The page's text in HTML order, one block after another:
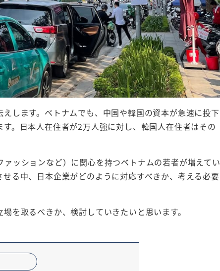
します。ベトナムでも、中国や韓国の資本が急速に投下
。日本人在住者が2万人強に対し、韓国人在住者はその
ッションなど）に関心を持つベトナムの若者が増えてい
る中、日本企業がどのように対応すべきか、考える必要
を取るべきか、検討していきたいと思います。